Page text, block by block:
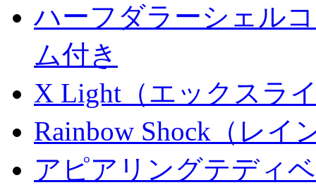
ハーフダラーシェル
ム付き
X Light（エックスラ
Rainbow Shock（レイ
アピアリングテディ